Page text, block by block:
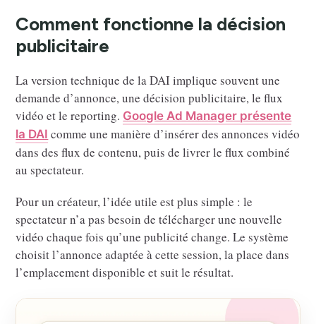
Comment fonctionne la décision
publicitaire
La version technique de la DAI implique souvent une
demande d’annonce, une décision publicitaire, le flux
vidéo et le reporting. Google Ad Manager présente
la DAI comme une manière d’insérer des annonces vidéo
dans des flux de contenu, puis de livrer le flux combiné
au spectateur.
Pour un créateur, l’idée utile est plus simple : le
spectateur n’a pas besoin de télécharger une nouvelle
vidéo chaque fois qu’une publicité change. Le système
choisit l’annonce adaptée à cette session, la place dans
l’emplacement disponible et suit le résultat.